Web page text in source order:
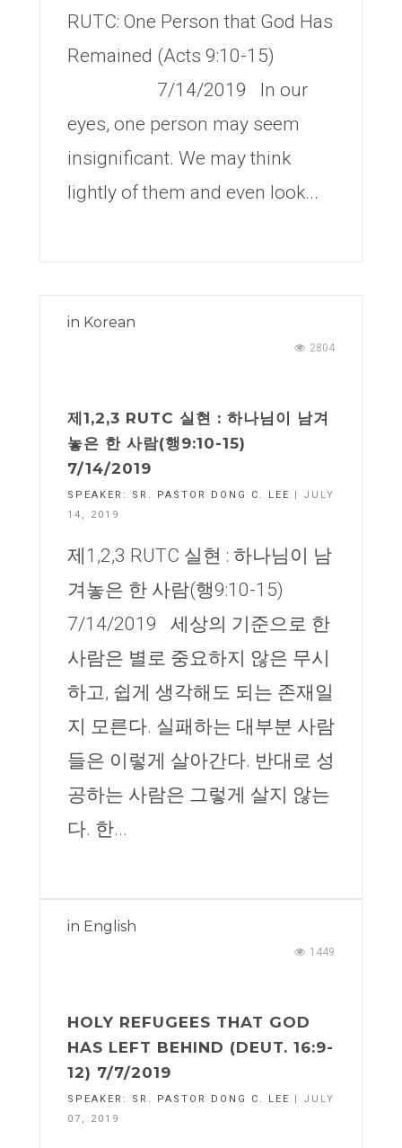
RUTC: One Person that God Has
Remained (Acts 9:10-15)
7/14/2019 In our
eyes, one person may seem
insignificant. We may think
lightly of them and even look...
in Korean
2804
제1,2,3 RUTC 실현 : 하나님이 남겨
놓은 한 사람(행9:10-15)
7/14/2019
SPEAKER: SR. PASTOR DONG C. LEE
| JULY
14, 2019
제1,2,3 RUTC 실현 : 하나님이 남
겨놓은 한 사람(행9:10-15)
7/14/2019 세상의 기준으로 한
사람은 별로 중요하지 않은 무시
하고, 쉽게 생각해도 되는 존재일
지 모른다. 실패하는 대부분 사람
들은 이렇게 살아간다. 반대로 성
공하는 사람은 그렇게 살지 않는
다. 한...
in English
1449
HOLY REFUGEES THAT GOD
HAS LEFT BEHIND (DEUT. 16:9-
12) 7/7/2019
SPEAKER: SR. PASTOR DONG C. LEE
| JULY
07, 2019